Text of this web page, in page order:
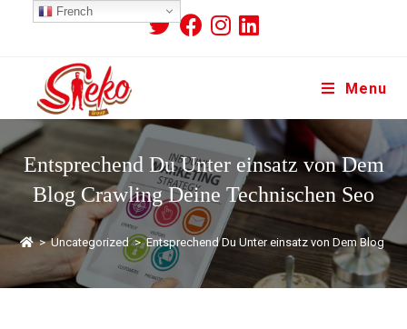
Menu
Entsprechend Du Unter einsatz von Dem
Blog Crawling Deine Technischen Seo
> Uncategorized > Entsprechend Du Unter einsatz von Dem Blog
French